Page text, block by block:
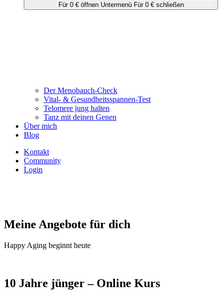
Für 0 € öffnen Untermenü Für 0 € schließen
Der Menobauch-Check
Vital- & Gesundheitsspannen-Test
Telomere jung halten
Tanz mit deinen Genen
Über mich
Blog
Kontakt
Community
Login
Meine Angebote für dich
Happy Aging beginnt heute
10 Jahre jünger – Online Kurs